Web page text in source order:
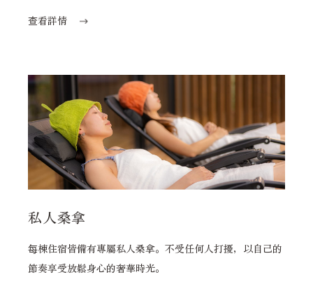
查看詳情
私人桑拿
每棟住宿皆備有專屬私人桑拿。不受任何人打擾，以自己的
節奏享受放鬆身心的奢華時光。